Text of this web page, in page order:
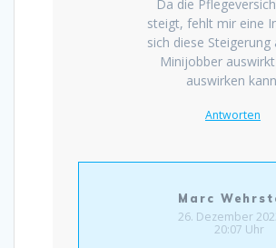
Da die
steigt, fehlt mir eine
sich diese Steigerung
Minijobber
auswirken
Antworten
Marc
26. Dezember
20:07 Uhr